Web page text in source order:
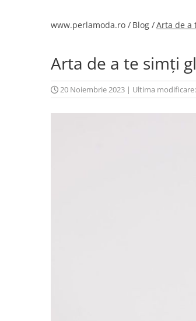
www.perlamoda.ro / Blog /Arta de a
Arta de a te simți
20 Noiembrie 2023 | Ultima